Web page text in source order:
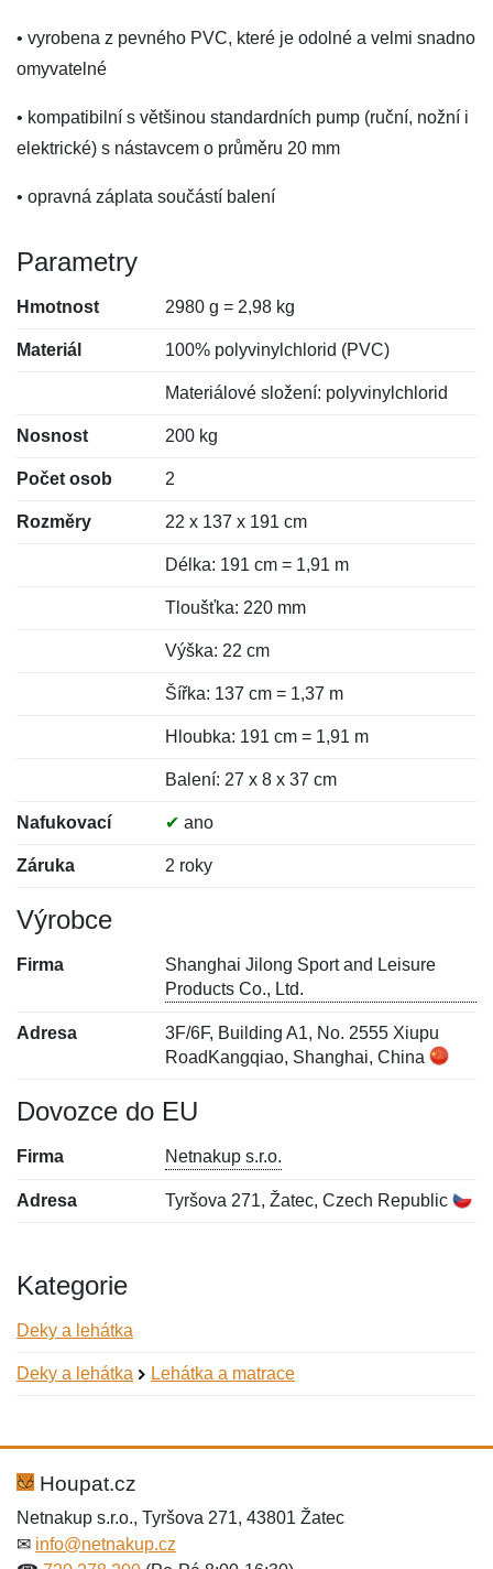
• vyrobena z pevného PVC, které je odolné a velmi snadno
omyvatelné
• kompatibilní s většinou standardních pump (ruční, nožní i
elektrické) s nástavcem o průměru 20 mm
• opravná záplata součástí balení
Parametry
Hmotnost 2980 g = 2,98 kg
Materiál 100% polyvinylchlorid (PVC)
Materiálové složení: polyvinylchlorid
Nosnost 200 kg
Počet osob 2
Rozměry 22 x 137 x 191 cm
Délka: 191 cm = 1,91 m
Tloušťka: 220 mm
Výška: 22 cm
Šířka: 137 cm = 1,37 m
Hloubka: 191 cm = 1,91 m
Balení: 27 x 8 x 37 cm
Nafukovací ✔ ano
Záruka 2 roky
Výrobce
Firma
Shanghai Jilong Sport and Leisure
Products Co., Ltd.
Adresa
3F/6F, Building A1, No. 2555 Xiupu
RoadKangqiao, Shanghai, China
Dovozce do EU
Firma Netnakup s.r.o.
Adresa Tyršova 271, Žatec, Czech Republic
Kategorie
Deky a lehátka
Deky a lehátka Lehátka a matrace
Hodnocení:
Jméno:
Houpat.cz
Netnakup s.r.o., Tyršova 271, 43801 Žatec
✉ info@netnakup.cz